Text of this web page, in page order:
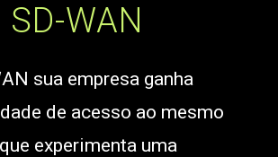
SD-WAN
sua empresa ganha
de acesso ao mesmo
experimenta uma